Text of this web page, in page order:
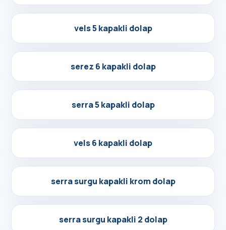
Detayları Gör
vels 5 kapakli dolap
Detayları Gör
serez 6 kapakli dolap
Detayları Gör
serra 5 kapakli dolap
Detayları Gör
vels 6 kapakli dolap
Detayları Gör
serra surgu kapakli krom dolap
Detayları Gör
serra surgu kapakli 2 dolap